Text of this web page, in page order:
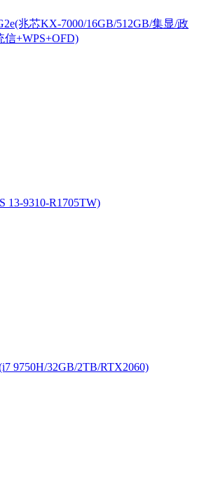
兆芯KX-7000/16GB/512GB/集显/政
+WPS+OFD)
13-9310-R1705TW)
9750H/32GB/2TB/RTX2060)